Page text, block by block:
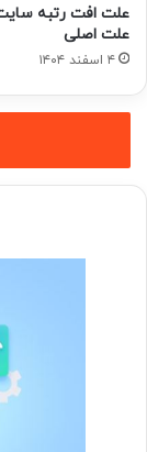
علت اصلی
۴ اسفند ۱۴۰۴